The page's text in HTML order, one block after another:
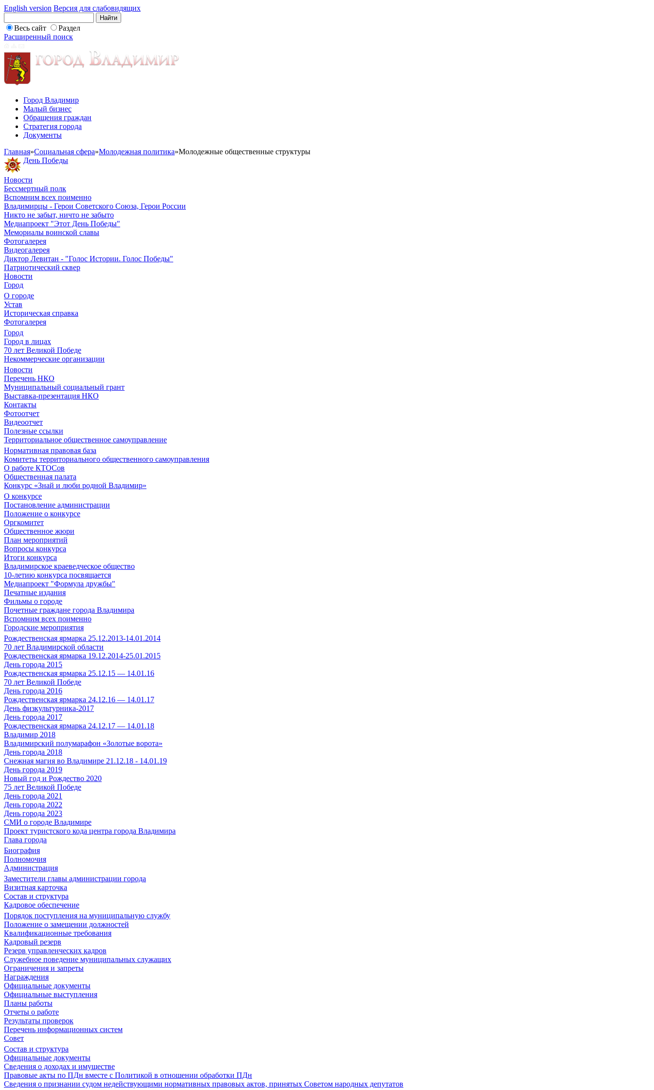
English version Версия для слабовидящих
Весь сайт
Раздел
Расширенный поиск
Город Владимир
Малый бизнес
Обращения граждан
Стратегия города
Документы
Главная»Социальная сфера»Молодежная политика»Молодежные общественные структуры
День Победы
Новости
Бессмертный полк
Вспомним всех поименно
Владимирцы - Герои Советского Союза, Герои России
Никто не забыт, ничто не забыто
Медиапроект "Этот День Победы"
Мемориалы воинской славы
Фотогалерея
Видеогалерея
Диктор Левитан - "Голос Истории. Голос Победы"
Патриотический сквер
Новости
Город
О городе
Устав
Историческая справка
Фотогалерея
Город
Город в лицах
70 лет Великой Победе
Некоммерческие организации
Новости
Перечень НКО
Муниципальный социальный грант
Выставка-презентация НКО
Контакты
Фотоотчет
Видеоотчет
Полезные ссылки
Территориальное общественное самоуправление
Нормативная правовая база
Комитеты территориального общественного самоуправления
О работе КТОСов
Общественная палата
Конкурс «Знай и люби родной Владимир»
О конкурсе
Постановление администрации
Положение о конкурсе
Оргкомитет
Общественное жюри
План мероприятий
Вопросы конкурса
Итоги конкурса
Владимирское краеведческое общество
10-летию конкурса посвящается
Медиапроект "Формула дружбы"
Печатные издания
Фильмы о городе
Почетные граждане города Владимира
Вспомним всех поименно
Городские мероприятия
Рождественская ярмарка 25.12.2013-14.01.2014
70 лет Владимирской области
Рождественская ярмарка 19.12.2014-25.01.2015
День города 2015
Рождественская ярмарка 25.12.15 — 14.01.16
70 лет Великой Победе
День города 2016
Рождественская ярмарка 24.12.16 — 14.01.17
День физкультурника-2017
День города 2017
Рождественская ярмарка 24.12.17 — 14.01.18
Владимир 2018
Владимирский полумарафон «Золотые ворота»
День города 2018
Снежная магия во Владимире 21.12.18 - 14.01.19
День города 2019
Новый год и Рождество 2020
75 лет Великой Победе
День города 2021
День города 2022
День города 2023
СМИ о городе Владимире
Проект туристского кода центра города Владимира
Глава города
Биография
Полномочия
Администрация
Заместители главы администрации города
Визитная карточка
Состав и структура
Кадровое обеспечение
Порядок поступления на муниципальную службу
Положение о замещении должностей
Квалификационные требования
Кадровый резерв
Резерв управленческих кадров
Служебное поведение муниципальных служащих
Ограничения и запреты
Награждения
Официальные документы
Официальные выступления
Планы работы
Отчеты о работе
Результаты проверок
Перечень информационных систем
Совет
Состав и структура
Официальные документы
Сведения о доходах и имуществе
Правовые акты по ПДн вместе с Политикой в отношении обработки ПДн
Сведения о признании судом недействующими нормативных правовых актов, принятых Советом народных депутатов